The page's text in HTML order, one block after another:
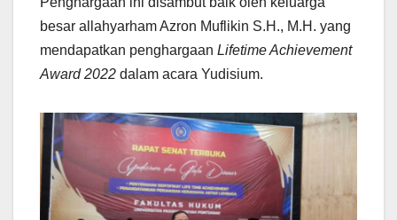
besar allahyarham Azron Muflikin S.H., M.H. yang
mendapatkan penghargaan Lifetime Achievement
Award 2022 dalam acara Yudisium.